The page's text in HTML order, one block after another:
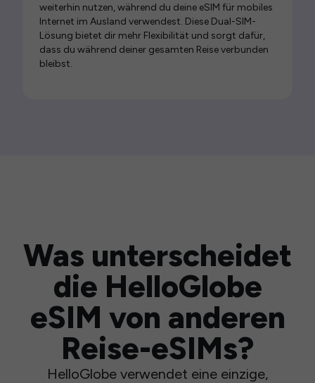
weiterhin nutzen, während du deine eSIM für mobiles
Internet im Ausland verwendest. Diese Dual-SIM-
Lösung bietet dir mehr Flexibilität und sorgt dafür,
dass du während deiner gesamten Reise verbunden
bleibst.
Was unterscheidet
die HelloGlobe
eSIM von anderen
Reise-eSIMs?
HelloGlobe verwendet eine einzige,